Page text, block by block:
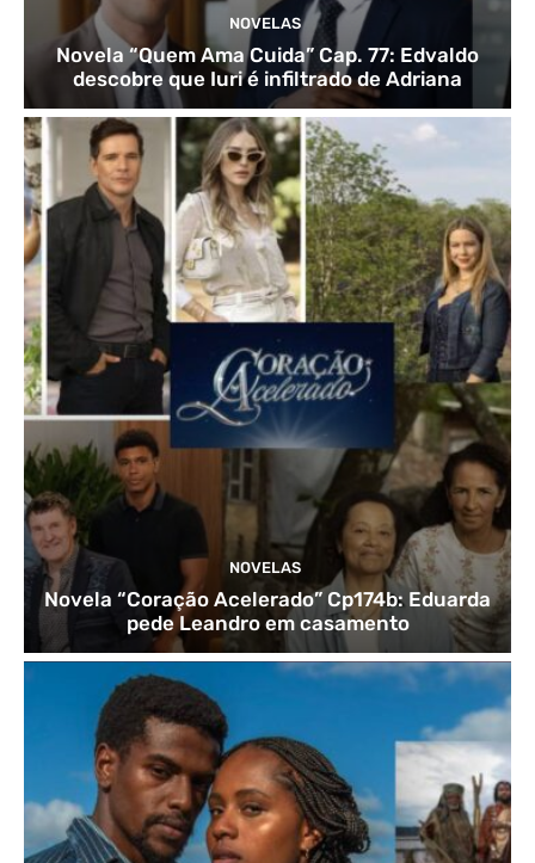
NOVELAS
Novela “Quem Ama Cuida” Cap. 77: Edvaldo
descobre que Iuri é infiltrado de Adriana
NOVELAS
Novela “Coração Acelerado” Cp174b: Eduarda
pede Leandro em casamento